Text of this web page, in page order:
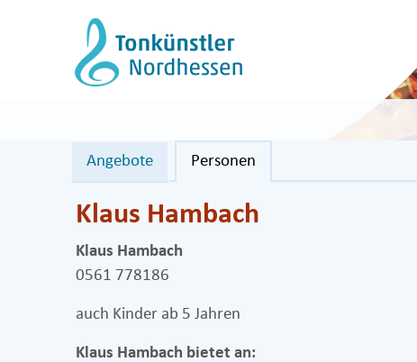
Angebote Personen
Klaus Hambach
Klaus Hambach
0561 778186
auch Kinder ab 5 Jahren
Klaus Hambach bietet an: